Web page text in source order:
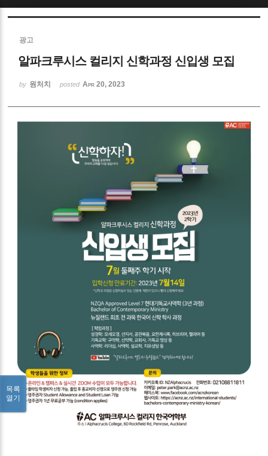
광고
알파크루시스 컬리지 신학과정 신입생 모집
by 원처치 posted Apr 20, 2023
목록
열기
Sketchbook5, 스케치북5
Sketchbook5, 스케치북5